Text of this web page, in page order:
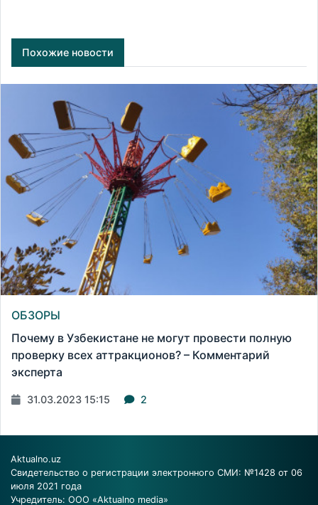
Похожие новости
ОБЗОРЫ
Почему в Узбекистане не могут провести полную
проверку всех аттракционов? – Комментарий
эксперта
31.03.2023 15:15 2
Aktualno.uz
Свидетельство о регистрации электронного СМИ: №1428 от 06
июля 2021 года
Учредитель: ООО «Aktualno media»